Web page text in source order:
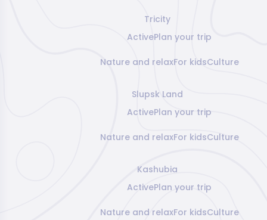
Tricity
ActivePlan your trip
Nature and relaxFor kidsCulture
Slupsk Land
ActivePlan your trip
Nature and relaxFor kidsCulture
Kashubia
ActivePlan your trip
Nature and relaxFor kidsCulture